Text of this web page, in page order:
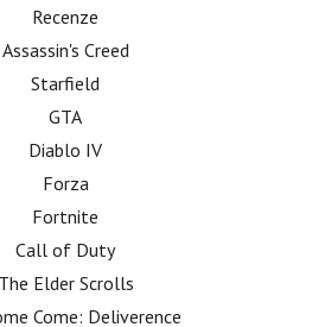
Recenze
Assassin's Creed
Starfield
GTA
Diablo IV
Forza
Fortnite
Call of Duty
The Elder Scrolls
Come: Deliverence